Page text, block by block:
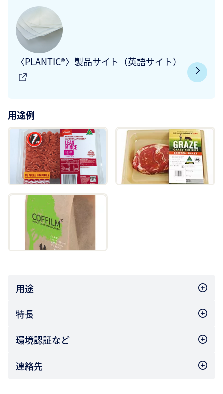
〈PLANTIC®〉製品サイト（英語サイト）
用途例
用途
特長
環境認証など
連絡先